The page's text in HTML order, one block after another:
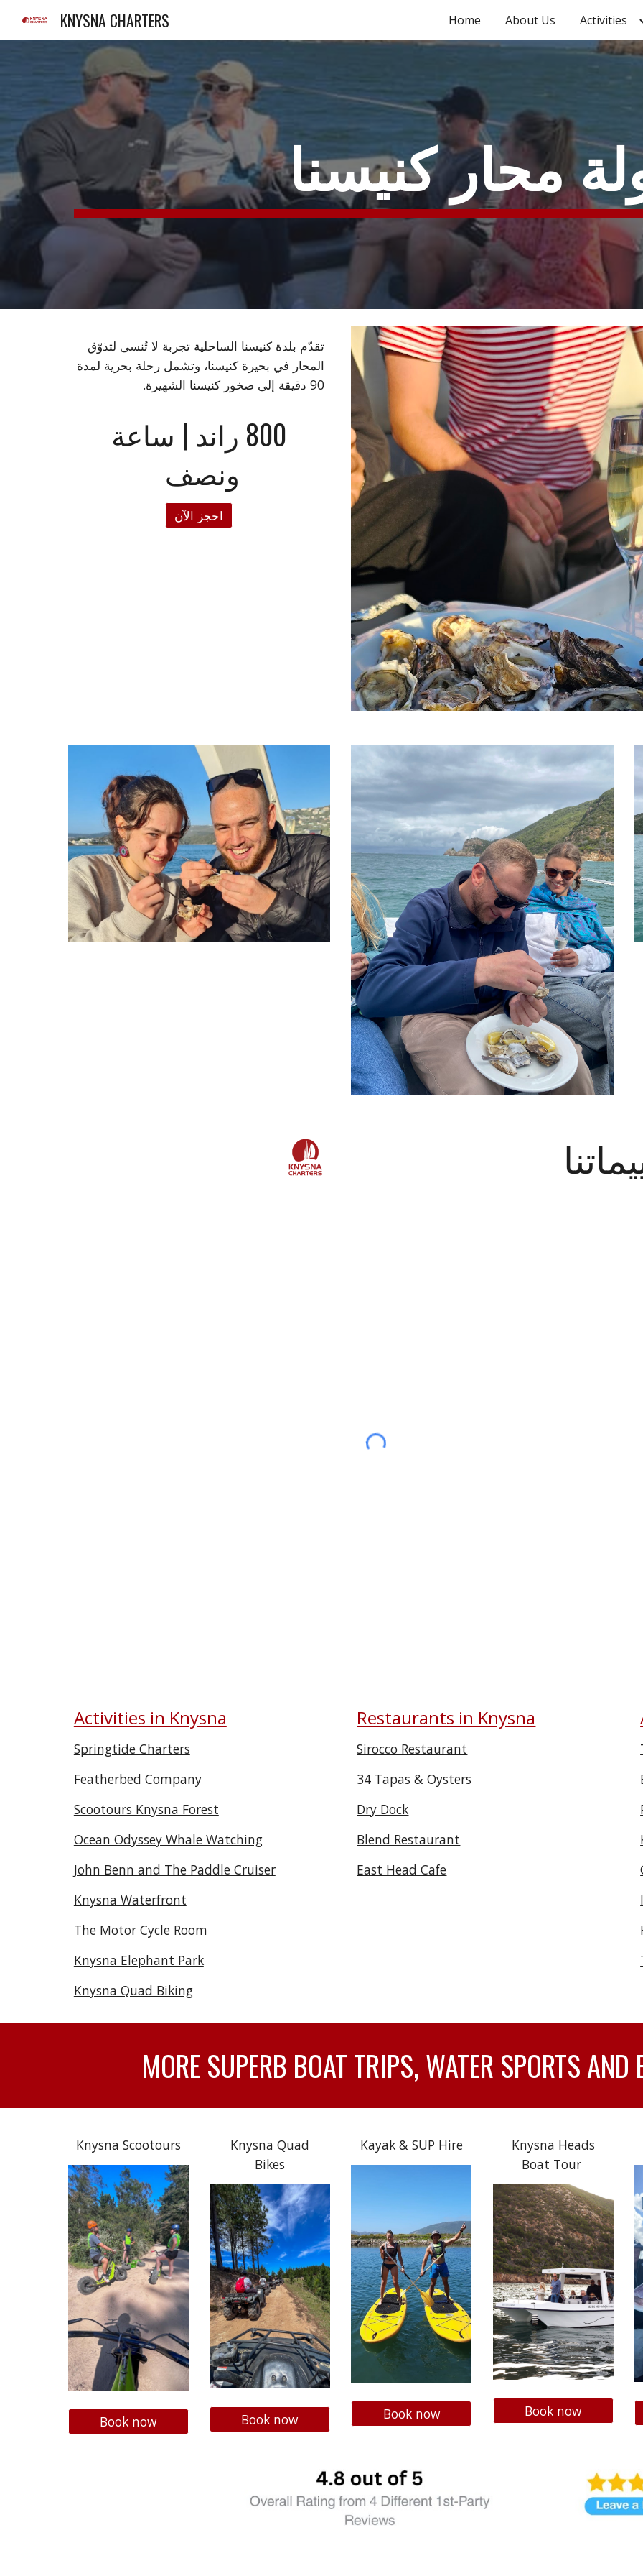
Skip to
KNYSNA CHARTERS Home About Us Activities
محار كنيسنا
تقدّم بلدة كنيسنا الساحلية تجربة لا تُنسى لتذوّق
المحار في بحيرة كنيسنا، وتشمل رحلة بحرية لمدة
90 دقيقة إلى صخور كنيسنا الشهيرة.
800 راند | ساعة
ونصف
احجز الآن
Activities in Knysna
Springtide Charters
Featherbed Company
Scootours Knysna Forest
Ocean Odyssey Whale Watching
John Benn and The Paddle Cruiser
Knysna Waterfront
The Motor Cycle Room
Knysna Elephant Park
Knysna Quad Biking
Restaurants in Knysna
Sirocco Restaurant
34 Tapas & Oysters
Dry Dock
Blend Restaurant
East Head Cafe
MORE SUPERB BOAT TRIPS, WATER SPORTS AND
Knysna Scootours
Book now
Knysna Quad
Bikes
Book now
Kayak & SUP Hire
Book now
Knysna Heads
Boat Tour
Book now